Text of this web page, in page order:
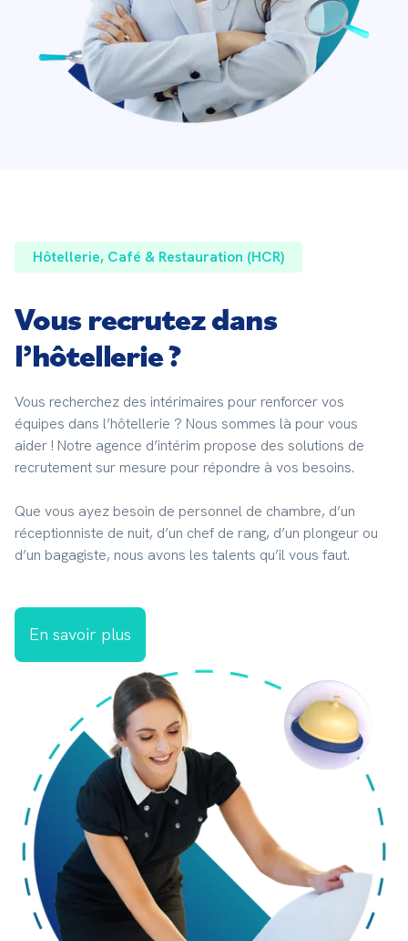
Hôtellerie, Café & Restauration (HCR)
Vous recrutez dans
l’hôtellerie ?
Vous recherchez des intérimaires pour renforcer vos
équipes dans l’hôtellerie ? Nous sommes là pour vous
aider ! Notre agence d’intérim propose des solutions de
recrutement sur mesure pour répondre à vos besoins.
Que vous ayez besoin de personnel de chambre, d’un
réceptionniste de nuit, d’un chef de rang, d’un plongeur ou
d’un bagagiste, nous avons les talents qu’il vous faut.
En savoir plus